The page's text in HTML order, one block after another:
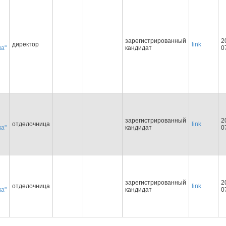
директор
зарегистрированный
кандидат
link
отделочница
зарегистрированный
кандидат
link
отделочница
зарегистрированный
кандидат
link